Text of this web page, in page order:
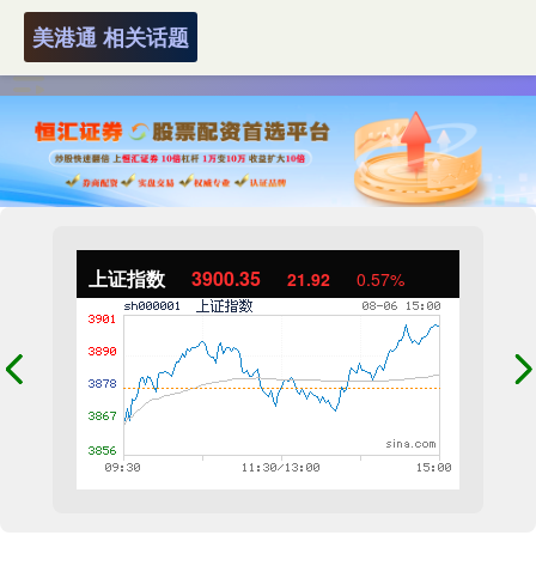
上证指数 3900.35 21.92 0.57%
美港通 相关话题